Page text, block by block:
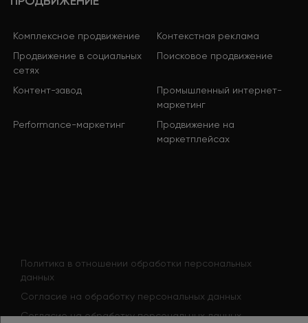
Комплексное продвижение
Контекстная реклама
Продвижение в социальных
сетях
Поисковое продвижение
Контент-завод
Промышленный интернет-
маркетинг
Performance-маркетинг
Продвижение на
маркетплейсах
Политика в отношении обработки персональных
данных
Согласие на обработку персональных данных
Согласие на обработку персональных данных